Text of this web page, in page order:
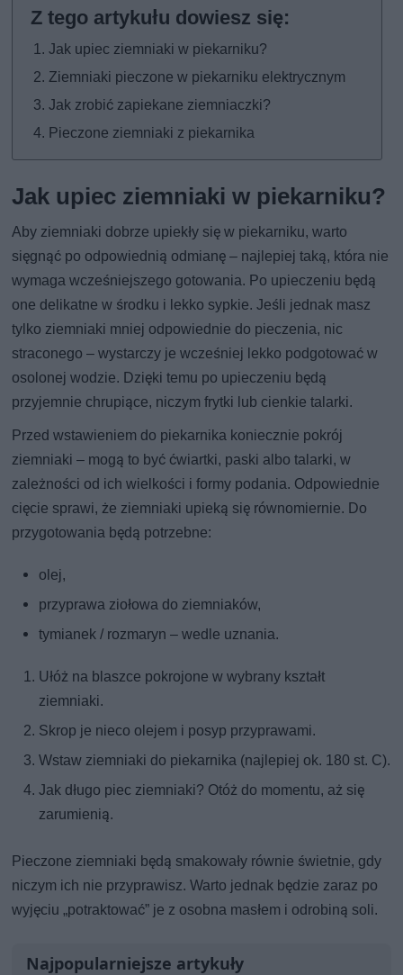
Jak upiec ziemniaki w piekarniku?
Ziemniaki pieczone w piekarniku elektrycznym
Jak zrobić zapiekane ziemniaczki?
Pieczone ziemniaki z piekarnika
Jak upiec ziemniaki w piekarniku?
Aby ziemniaki dobrze upiekły się w piekarniku, warto
sięgnąć po odpowiednią odmianę – najlepiej taką, która nie
wymaga wcześniejszego gotowania. Po upieczeniu będą
one delikatne w środku i lekko sypkie. Jeśli jednak masz
tylko ziemniaki mniej odpowiednie do pieczenia, nic
straconego – wystarczy je wcześniej lekko podgotować w
osolonej wodzie. Dzięki temu po upieczeniu będą
przyjemnie chrupiące, niczym frytki lub cienkie talarki.
Przed wstawieniem do piekarnika koniecznie pokrój
ziemniaki – mogą to być ćwiartki, paski albo talarki, w
zależności od ich wielkości i formy podania. Odpowiednie
cięcie sprawi, że ziemniaki upieką się równomiernie. Do
przygotowania będą potrzebne:
olej,
przyprawa ziołowa do ziemniaków,
tymianek / rozmaryn – wedle uznania.
Ułóż na blaszce pokrojone w wybrany kształt
ziemniaki.
Skrop je nieco olejem i posyp przyprawami.
Wstaw ziemniaki do piekarnika (najlepiej ok. 180 st. C).
Jak długo piec ziemniaki? Otóż do momentu, aż się
zarumienią.
Pieczone ziemniaki będą smakowały równie świetnie, gdy
niczym ich nie przyprawisz. Warto jednak będzie zaraz po
wyjęciu „potraktować” je z osobna masłem i odrobiną soli.
Najpopularniejsze artykuły